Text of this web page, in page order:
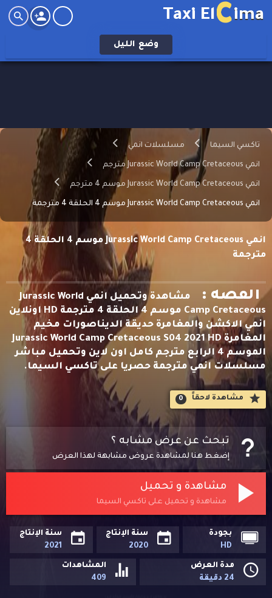
Taxi ElCima
وضع الليل
تاكسي السيما مسلسلات انمي
انمي Jurassic World Camp Cretaceous مترجم
انمي Jurassic World Camp Cretaceous موسم 4 مترجم
انمي Jurassic World Camp Cretaceous موسم 4 الحلقة 4 مترجمة
انمي Jurassic World Camp Cretaceous موسم 4 الحلقة 4
مترجمة
القصه :
مشاهدة وتحميل انمي Jurassic World
Camp Cretaceous موسم 4 الحلقة 4 مترجمة HD اونلاين
انمي الاكشن والمغامرة حديقة الديناصورات مخيم
المغامرة Jurassic World Camp Cretaceous S04 2021 HD
الموسم 4 الرابع مترجم كامل اون لاين وتحميل مباشر
مسلسلات انمي مترجمة حصريا على تاكسي السيما.
مشاهدة لاحقاََ 0
تبحث عن عرض مشابه ؟
إضغط هنا لمشاهدة عروض مشابهة لهذا العرض
مشاهدة و تحميل
مشاهدة و تحميل على تاكسي السيما
بجودة
HD
سنة الإنتاج
2020
سنة الإنتاج
2021
مدة العرض
24 دقيقة
المشاهدات
409